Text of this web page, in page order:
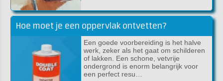
Hoe moet je een oppervlak ontvetten?
Een goede voorbereiding is het halve
werk, zeker als het gaat om schilderen
of lakken. Een schone, vetvrije
ondergrond is enorm belangrijk voor
een perfect resu…